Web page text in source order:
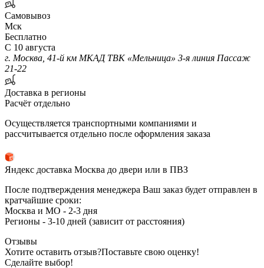
Самовывоз
Мск
Бесплатно
С 10 августа
г. Москва, 41-й км МКАД ТВК «Мельница» 3-я линия Пассаж
21-22
Доставка в регионы
Расчёт отдельно
Осуществляется транспортными компаниями и
рассчитывается отдельно после оформления заказа
Яндекс доставка Москва до двери или в ПВЗ
После подтверждения менеджера Ваш заказ будет отправлен в
кратчайшие сроки:
Москва и МО - 2-3 дня
Регионы - 3-10 дней (зависит от расстояния)
Отзывы
Хотите оставить отзыв?Поставьте свою оценку!
Сделайте выбор!